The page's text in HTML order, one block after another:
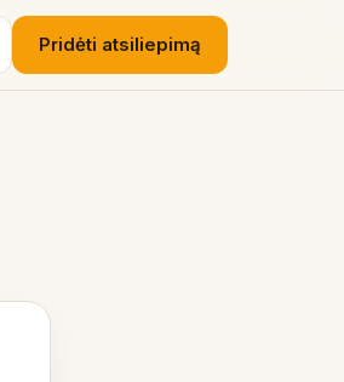
Pridėti atsiliepimą